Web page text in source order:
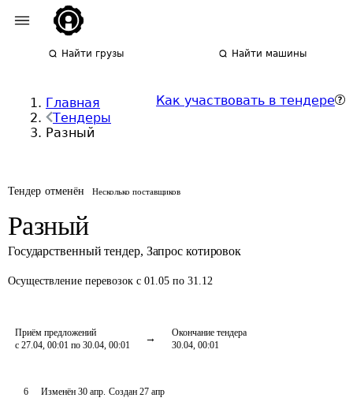
Найти грузы Найти машины
Главная
Тендеры
Разный
Как участвовать в тендере
Тендер отменён Несколько поставщиков
Разный
Государственный тендер, Запрос котировок
Осуществление перевозок с 01.05 по 31.12
Приём предложений
с 27.04, 00:01 по 30.04, 00:01
Окончание тендера
30.04, 00:01
6 Изменён 30 апр. Создан 27 апр